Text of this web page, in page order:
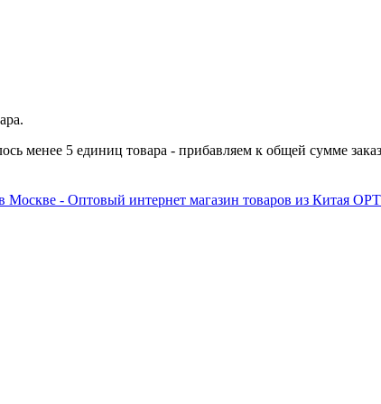
менее 5 единиц товара - прибавляем к общей сумме